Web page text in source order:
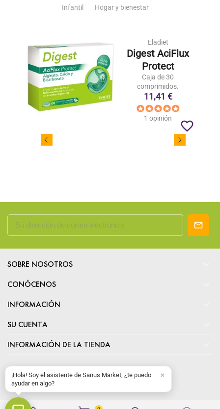
Infantil
Hogar y bienestar
Eladiet
Digest AciFlux
Protect
Caja de 30
comprimidos.
11,41 €
1 opinión
favorite_border
SOBRE NOSOTROS
CONÓCENOS
INFORMACIÓN
SU CUENTA
INFORMACIÓN DE LA TIENDA
¡Hola! Soy el asistente de Sanus Market, ¿te puedo
ayudar en algo?